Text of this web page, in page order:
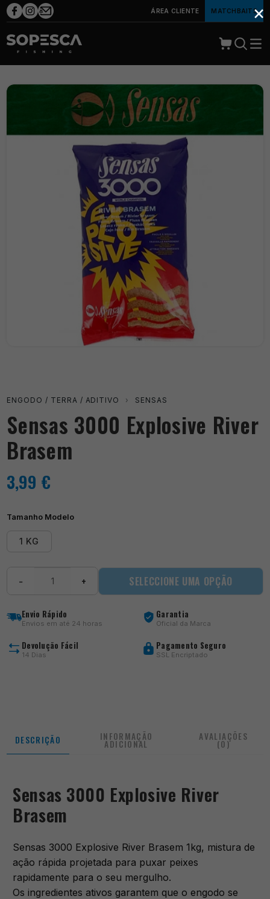
ÁREA CLIENTE MATCHBAITS
ENGODO / TERRA / ADITIVO › SENSAS
Sensas 3000 Explosive River
Brasem
3,99 €
Tamanho Modelo
1 KG
Explosive
River
− + SELECCIONE UMA OPÇÃO
Envio Rápido
Envios em até 24 horas
Garantia
Oficial da Marca
Devolução Fácil
14 Dias
Pagamento Seguro
SSL Encriptado
DESCRIÇÃO INFORMAÇÃO
ADICIONAL
AVALIAÇÕES
(0)
Sensas 3000 Explosive River
Brasem
Sensas 3000 Explosive River Brasem 1kg, mistura de
ação rápida projetada para puxar peixes
rapidamente para o seu mergulho.
Os ingredientes ativos garantem que o engodo se
×